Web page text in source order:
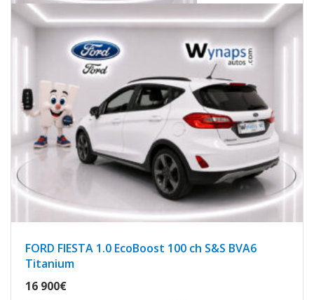
FORD FIESTA 1.0 EcoBoost 100 ch S&S BVA6
Titanium
16 900€